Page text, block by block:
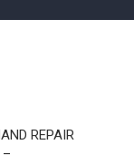
REPAIR
–